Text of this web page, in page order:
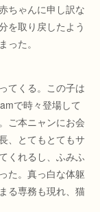
ちゃんに申し訳な
を取り戻したよう
った。
てくる。この子は
で時々登場して
ご本ニャンにお会
、とてもとてもサ
くれるし、ふみふ
た。真っ白な体躯
る専務も現れ、猫